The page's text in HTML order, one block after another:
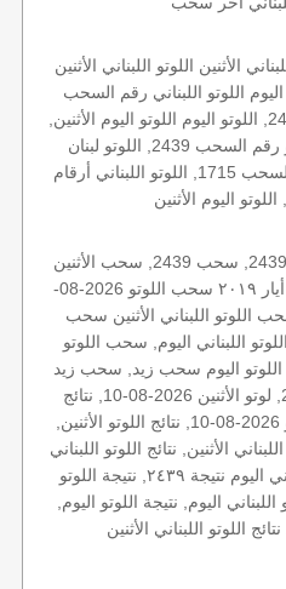
الأثنين اللوتو اللبناني الأثنين
اليوم اللوتو اللبناني رقم السحب
اللوتو اللبناني رقم السحب 2439, اللوتو اليوم اللوتو اليوم الأثنين,
اللوتو اليوم زيد 2439 اللوتو رقم السحب 2439, اللوتو لبنان
اللوتو من لبنان, اللوتو أرقام السحب 1715, اللوتو اللبناني أرقام
رقم السحب: 2439, زيد, زيد 2439, سحب 2439, سحب الأثنين
سحب اللوتو سحب اللوتو ١٣ أيار ٢٠١٩ سحب اللوتو 2026-08-
اللوتو اللبناني الأثنين سحب
اللبناني اليوم, سحب اللوتو
2439, سحب اللوتو اليوم سحب زيد, سحب زيد
لوتو في لبنان لوتو لوتو 2439, لوتو الأثنين 2026-08-10, نتائج
الأثنين, نتائج اللوتو نتائج اللوتو 2026-08-10, نتائج اللوتو الأثنين,
الأثنين, نتائج اللوتو اللبناني
اليوم نتائج سحب اللوتو اللبناني اليوم نتيجة ٢٤٣٩, نتيجة اللوتو
اللوتو اللبناني اليوم, نتيجة اللوتو اليوم,